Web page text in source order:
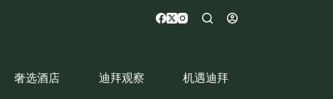
奢选酒店 迪拜观察 机遇迪拜